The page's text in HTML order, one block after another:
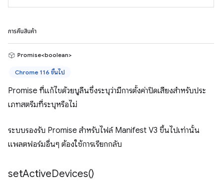
การคืนสินค้า
Promise<boolean>
Chrome 116 ขึ้นไป
Promise ที่แก้ไขด้วยบูลีนซึ่งระบุว่ามีการตั้งค่าปิดเสียงสำหรับประ
เภทสตรีมที่ระบุหรือไม่
ระบบรองรับ Promise สำหรับไฟล์ Manifest V3 ขึ้นไปเท่านั้น
แพลตฟอร์มอื่นๆ ต้องใช้การเรียกกลับ
setActiveDevices()